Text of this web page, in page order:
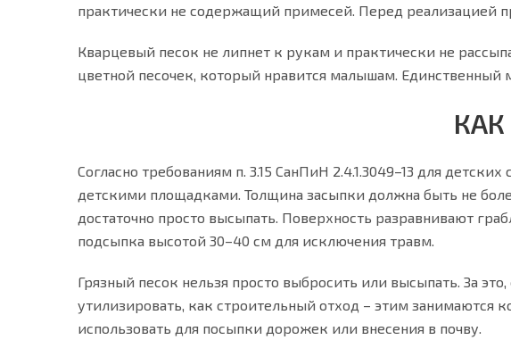
практически не содержащий примесей. Перед реализацией
Кварцевый песок не липнет к рукам и практически не
цветной песочек, который нравится малышам. Единственный
Согласно требованиям п. 3.15 СанПиН 2.4.1.3049–13 для
детскими площадками. Толщина засыпки должна быть не
достаточно просто высыпать. Поверхность разравнивают
подсыпка высотой 30–40 см для исключения травм.
Грязный песок нельзя просто выбросить или высыпать. За
утилизировать, как строительный отход – этим
использовать для посыпки дорожек или внесения в почву.